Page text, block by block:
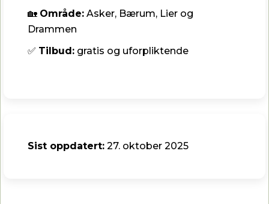
🏡 Område: Asker, Bærum, Lier og
Drammen
✅ Tilbud: gratis og uforpliktende
Sist oppdatert: 27. oktober 2025